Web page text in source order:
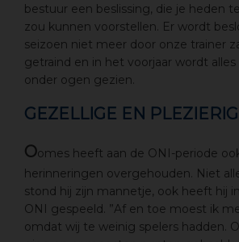
bestuur een beslissing, die je heden
zou kunnen voorstellen. Er wordt
seizoen niet meer door onze trainer
getraind en in het voorjaar wordt
onder ogen gezien.
GEZELLIGE EN
Oomes heeft aan de ONI-periode
herinneringen overgehouden. Niet
stond hij zijn mannetje, ook heeft hij
ONI gespeeld. ”Af en toe moest ik
omdat wij te weinig spelers hadden.